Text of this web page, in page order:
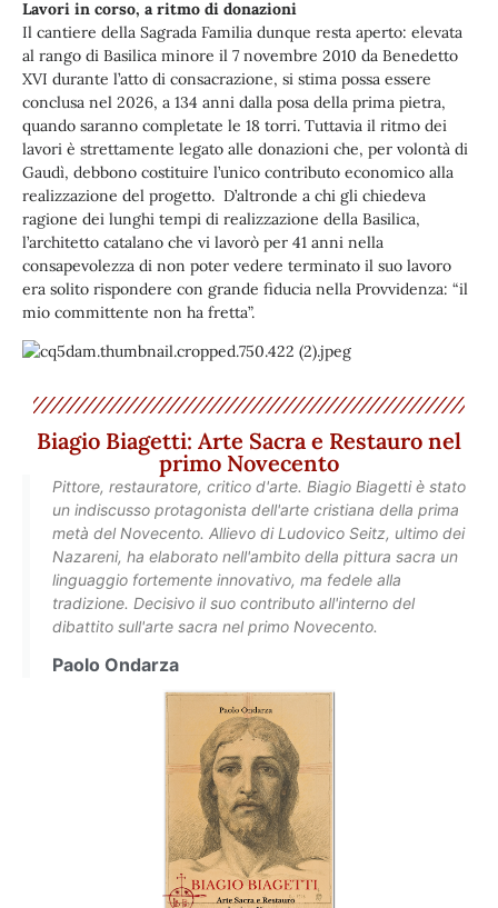
Lavori in corso, a ritmo di donazioni
Il cantiere della Sagrada Familia dunque resta aperto: elevata
al rango di Basilica minore il 7 novembre 2010 da Benedetto
XVI durante l’atto di consacrazione, si stima possa essere
conclusa nel 2026, a 134 anni dalla posa della prima pietra,
quando saranno completate le 18 torri. Tuttavia il ritmo dei
lavori è strettamente legato alle donazioni che, per volontà di
Gaudì, debbono costituire l’unico contributo economico alla
realizzazione del progetto. D’altronde a chi gli chiedeva
ragione dei lunghi tempi di realizzazione della Basilica,
l’architetto catalano che vi lavorò per 41 anni nella
consapevolezza di non poter vedere terminato il suo lavoro
era solito rispondere con grande fiducia nella Provvidenza: “il
mio committente non ha fretta”.
Biagio Biagetti: Arte Sacra e Restauro nel
primo Novecento
Pittore, restauratore, critico d'arte. Biagio Biagetti è stato
un indiscusso protagonista dell'arte cristiana della prima
metà del Novecento. Allievo di Ludovico Seitz, ultimo dei
Nazareni, ha elaborato nell'ambito della pittura sacra un
linguaggio fortemente innovativo, ma fedele alla
tradizione. Decisivo il suo contributo all'interno del
dibattito sull'arte sacra nel primo Novecento.
Paolo Ondarza